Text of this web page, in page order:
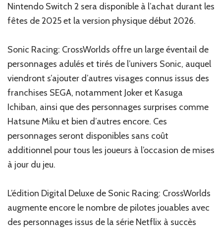
Nintendo Switch 2 sera disponible à l’achat durant les
fêtes de 2025 et la version physique début 2026.
Sonic Racing: CrossWorlds offre un large éventail de
personnages adulés et tirés de l’univers Sonic, auquel
viendront s’ajouter d’autres visages connus issus des
franchises SEGA, notamment Joker et Kasuga
Ichiban, ainsi que des personnages surprises comme
Hatsune Miku et bien d’autres encore. Ces
personnages seront disponibles sans coût
additionnel pour tous les joueurs à l’occasion de mises
à jour du jeu.
L’édition Digital Deluxe de Sonic Racing: CrossWorlds
augmente encore le nombre de pilotes jouables avec
des personnages issus de la série Netflix à succès